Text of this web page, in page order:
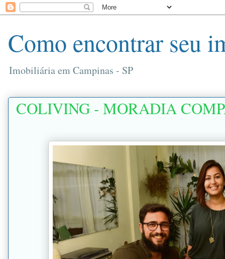
Como encontrar seu
Imobiliária em Campinas - SP
COLIVING - MORADIA